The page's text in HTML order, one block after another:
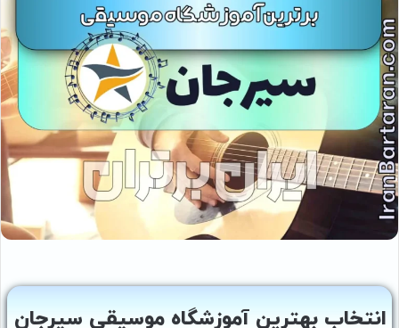
انتخاب بهترین آموزشگاه موسیقی سیرجان